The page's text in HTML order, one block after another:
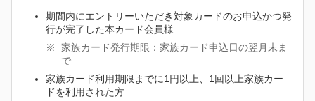
期間内にエントリーいただき対象カードのお申込かつ発
行が完了した本カード会員様
家族カード発行期限：家族カード申込日の翌月末ま
で
家族カード利用期限までに1円以上、1回以上家族カー
ドを利用された方